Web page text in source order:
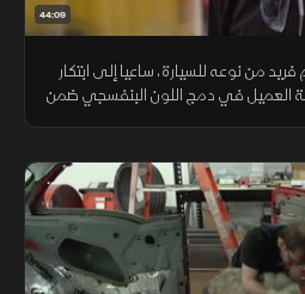
44:09
من نوعه للسيارة، ساعيا إلى ابتكار
العميل في دمج اللون البنفسجي ضمن